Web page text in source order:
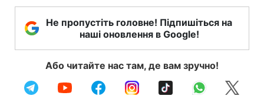
Не пропустіть головне! Підпишіться на
наші оновлення в Google!
Або читайте нас там, де вам зручно!